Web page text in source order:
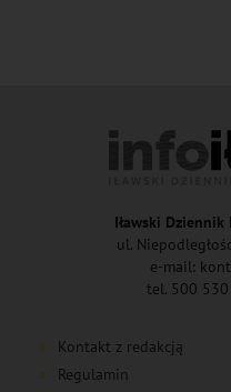
Iławski
ul.
e-mail:
tel. 500
Kontakt z redakcją
Regulamin